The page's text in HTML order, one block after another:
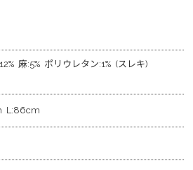
麻:5% ポリウレタン:1% (スレキ)
L:86cm